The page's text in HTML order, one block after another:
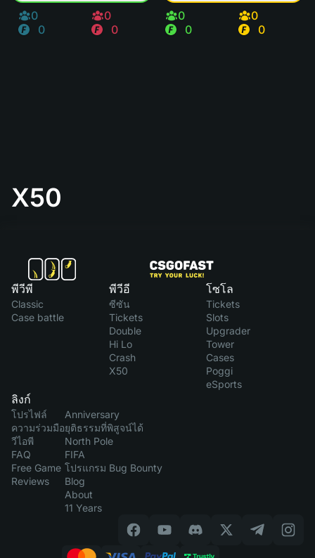
0
0
0
0
0
0
0
0
X50
พีวีพี
Classic
Case battle
พีวีอี
ซีซัน
Tickets
Double
Hi Lo
Crash
X50
โซโล
Tickets
Slots
Upgrader
Tower
Cases
Poggi
eSports
ลิงก์
โปรไฟล์
ความร่วมมือ
วีไอพี
FAQ
Free Game
Reviews
Anniversary
ยุติธรรมที่พิสูจน์ได้
North Pole
FIFA
โปรแกรม Bug Bounty
Blog
About
11 Years